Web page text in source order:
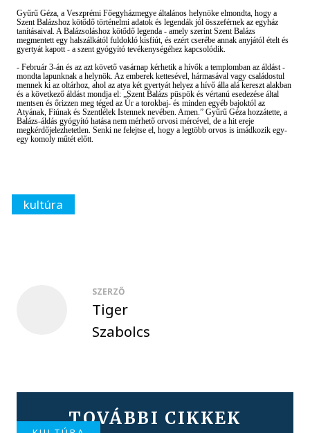
Gyűrű Géza, a Veszprémi Főegyházmegye általános helynöke elmondta, hogy a
Szent Balázshoz kötődő történelmi adatok és legendák jól összeférnek az egyház
tanításaival. A Balázsoláshoz kötődő legenda - amely szerint Szent Balázs
megmentett egy halszálkától fuldokló kisfiút, és ezért cserébe annak anyjától ételt és
gyertyát kapott - a szent gyógyító tevékenységéhez kapcsolódik.
- Február 3-án és az azt követő vasárnap kérhetik a hívők a templomban az áldást -
mondta lapunknak a helynök. Az emberek kettesével, hármasával vagy családostul
mennek ki az oltárhoz, ahol az atya két gyertyát helyez a hívő álla alá kereszt alakban
és a következő áldást mondja el: „Szent Balázs püspök és vértanú esedezése által
mentsen és őrizzen meg téged az Úr a torokbaj- és minden egyéb bajoktól az
Atyának, Fiúnak és Szentlélek Istennek nevében. Amen.” Gyűrű Géza hozzátette, a
Balázs-áldás gyógyító hatása nem mérhető orvosi mércével, de a hit ereje
megkérdőjelezhetetlen. Senki ne felejtse el, hogy a legtöbb orvos is imádkozik egy-
egy komoly műtét előtt.
kultúra
SZERZŐ
Tiger
Szabolcs
TOVÁBBI CIKKEK